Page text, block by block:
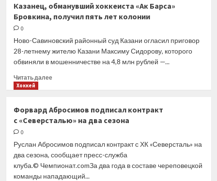
сделал
заявление
российских
хоккеистов
в США
Казанец, обманувший хоккеиста «Ак Барса»
Бровкина, получил пять лет колонии
0
Ново-Савиновский районный суд Казани огласил приговор
28-летнему жителю Казани Максиму Сидорову, которого
обвиняли в мошенничестве на 4,8 млн рублей —...
Читать далееПрочитать
обманувший
хоккеиста
получил
пять
лет
Хоккей
Форвард Абросимов подписал контракт
с «Северсталью» на два сезона
0
Руслан Абросимов подписал контракт с ХК «Северсталь» на
два сезона, сообщает пресс-служба
клуба.© Чемпионат.comЗа два года в составе череповецкой
команды нападающий...